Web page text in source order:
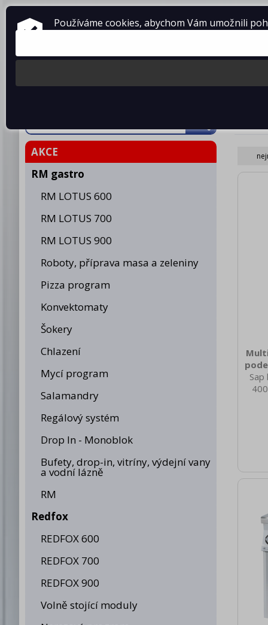
ZAŘÍZENÍ PRO GASTRONOMII
Produkty O
AKCE
RM gastro
RM LOTUS 600
RM LOTUS 700
RM LOTUS 900
Roboty, příprava masa a zeleniny
Pizza program
Konvektomaty
Šokery
Chlazení
Mycí program
Salamandry
Regálový systém
Drop In - Monoblok
Bufety, drop-in, vitríny, výdejní vany
a vodní lázně
RM
Redfox
REDFOX 600
REDFOX 700
REDFOX 900
Volně stojící moduly
Používáme cookies, abychom Vám umožnili